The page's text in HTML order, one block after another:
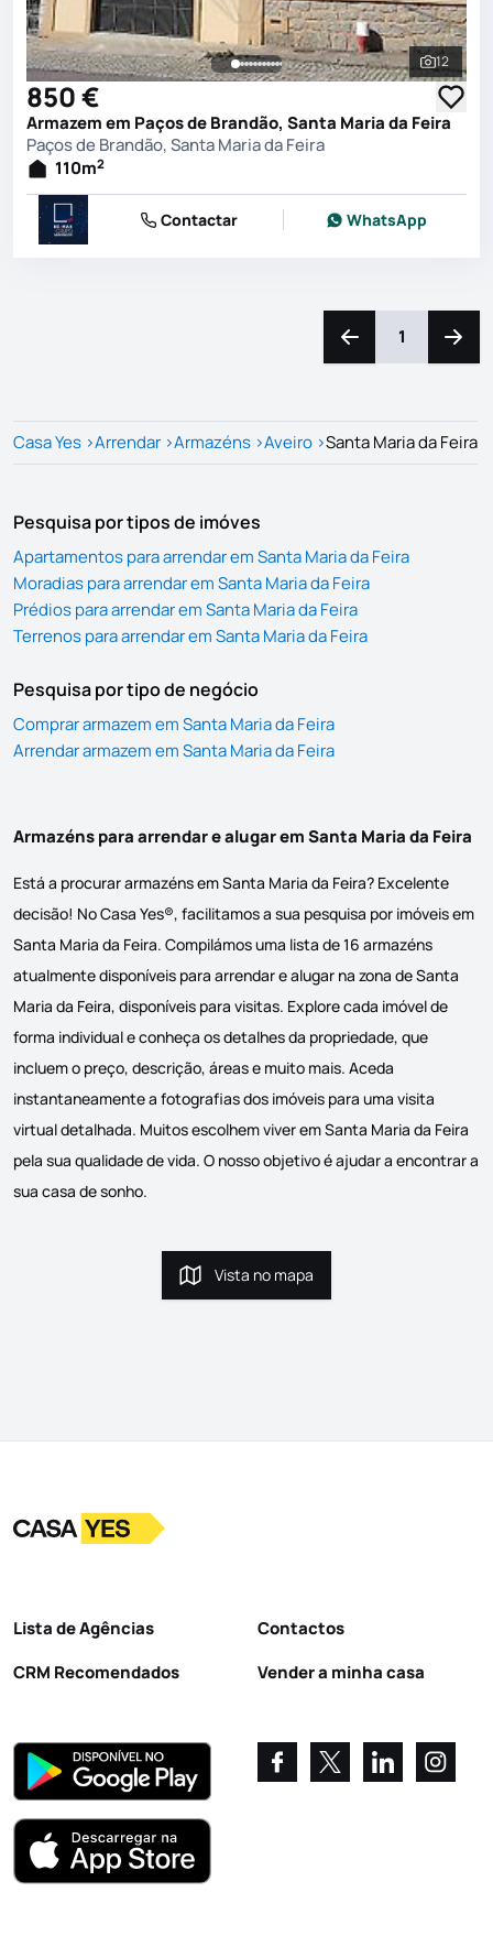
Ver
12
850 €
Armazem em Paços de Brandão, Santa Maria da Feira
Paços de Brandão, Santa Maria da Feira
110m2
Contactar WhatsApp
Navegação para a
1
Casa Yes >Arrendar >Armazéns >Aveiro >Santa Maria da Feira
Pesquisa por tipos de imóves
Apartamentos para arrendar em Santa Maria da Feira
Moradias para arrendar em Santa Maria da Feira
Prédios para arrendar em Santa Maria da Feira
Terrenos para arrendar em Santa Maria da Feira
Pesquisa por tipo de negócio
Comprar armazem em Santa Maria da Feira
Arrendar armazem em Santa Maria da Feira
Armazéns para arrendar e alugar em Santa Maria da Feira
Está a procurar armazéns em Santa Maria da Feira? Excelente
decisão! No Casa Yes®, facilitamos a sua pesquisa por imóveis em
Santa Maria da Feira. Compilámos uma lista de 16 armazéns
atualmente disponíveis para arrendar e alugar na zona de Santa
Maria da Feira, disponíveis para visitas. Explore cada imóvel de
forma individual e conheça os detalhes da propriedade, que
incluem o preço, descrição, áreas e muito mais. Aceda
instantaneamente a fotografias dos imóveis para uma visita
virtual detalhada. Muitos escolhem viver em Santa Maria da Feira
pela sua qualidade de vida. O nosso objetivo é ajudar a encontrar a
sua casa de sonho.
Vista no mapa
Vista no mapa
LogoIr para a homepage
Lista de Agências
CRM Recomendados
Contactos
Vender a minha casa